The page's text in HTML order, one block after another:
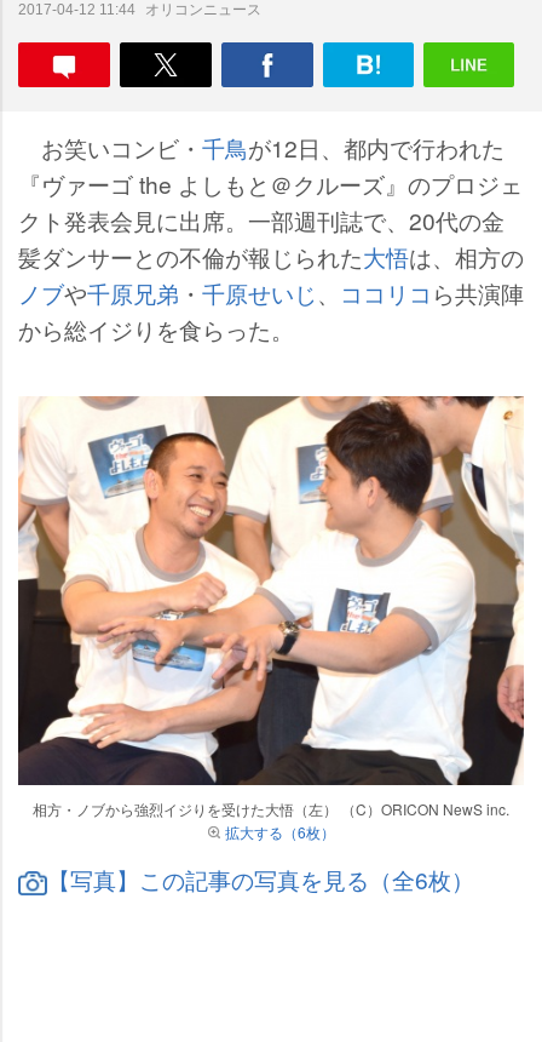
2017-04-12 11:44 オリコンニュース
お笑いコンビ・ 千鳥が12日、都内で行われた
『ヴァーゴ the よしもと＠クルーズ』のプロジェ
クト発表会見に出席。一部週刊誌で、20代の金
髪ダンサーとの不倫が報じられた大悟は、相方の
ノブ
千原兄弟 ・ 千原せいじ、 ココリコ ら共演陣
から総イジりを食らった。
相方・ノブから強烈イジりを受けた大悟（左） （C）ORICON NewS inc.
拡大する（6枚）
【写真】この記事の写真を見る（全6枚）